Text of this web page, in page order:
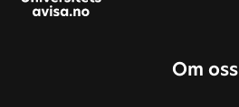
Om oss